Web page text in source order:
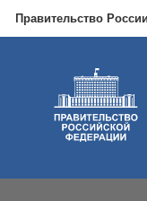
Правительство России